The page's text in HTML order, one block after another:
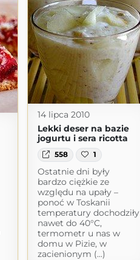
14 lipca 2010
Lekki deser na bazie
jogurtu i sera ricotta
558 1
Ostatnie dni były
bardzo ciężkie ze
względu na upały –
ponoć w Toskanii
temperatury dochodziły
nawet do 40°C,
termometr u nas w
domu w Pizie, w
zacienionym (...)